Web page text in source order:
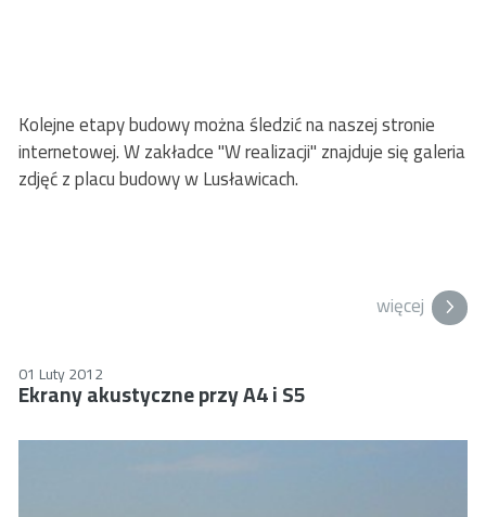
Kolejne etapy budowy można śledzić na naszej stronie
internetowej. W zakładce "W realizacji" znajduje się galeria
zdjęć z placu budowy w Lusławicach.
więcej
01 Luty 2012
Ekrany akustyczne przy A4 i S5